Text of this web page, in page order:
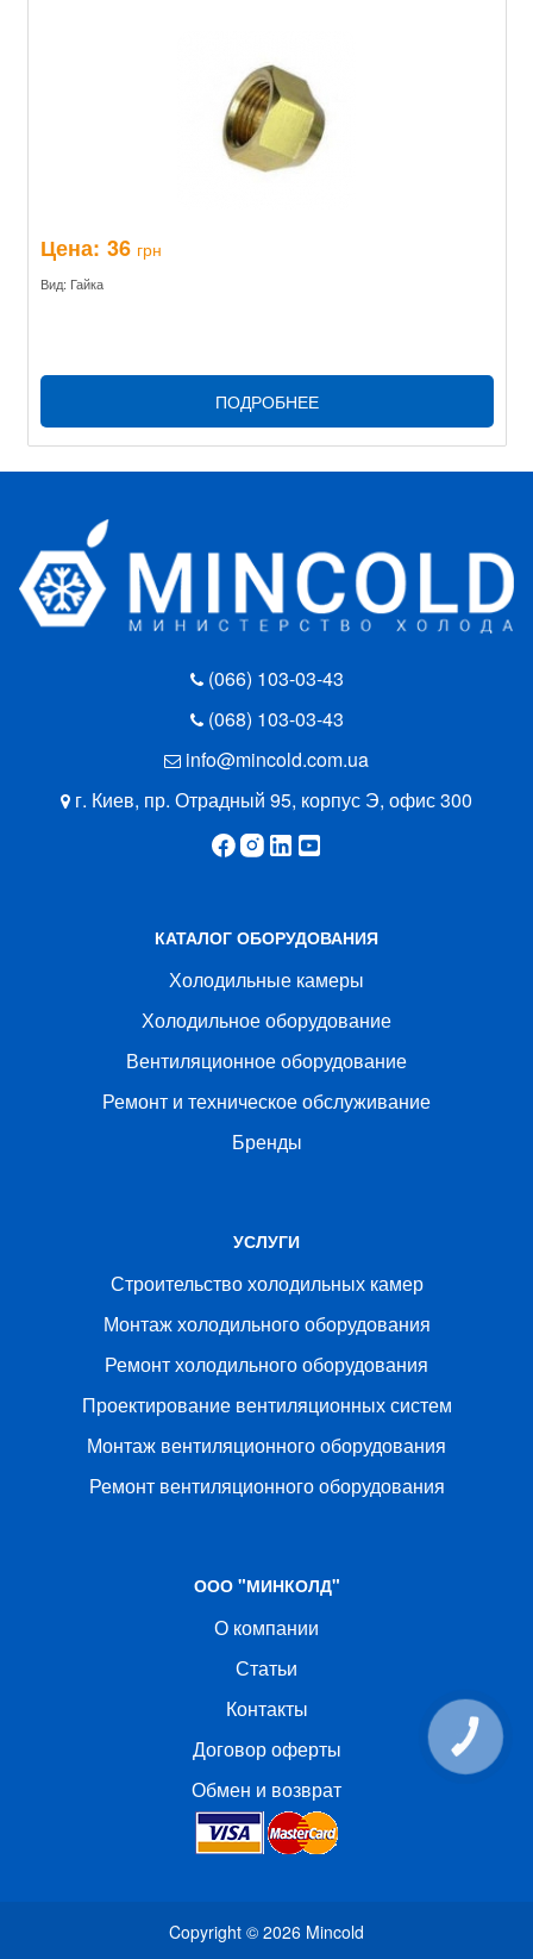
Цена: 36 грн
Вид: Гайка
ПОДРОБНЕЕ
(066) 103-03-43
(068) 103-03-43
info@mincold.com.ua
г. Киев, пр. Отрадный 95, корпус Э, офис 300
КАТАЛОГ ОБОРУДОВАНИЯ
Холодильные камеры
Холодильное оборудование
Вентиляционное оборудование
Ремонт и техническое обслуживание
Бренды
УСЛУГИ
Строительство холодильных камер
Монтаж холодильного оборудования
Ремонт холодильного оборудования
Проектирование вентиляционных систем
Монтаж вентиляционного оборудования
Ремонт вентиляционного оборудования
ООО "МИНКОЛД"
О компании
Статьи
Контакты
Договор оферты
Обмен и возврат
Copyright © 2026 Mincold
КНОПКА
СВЯЗИ